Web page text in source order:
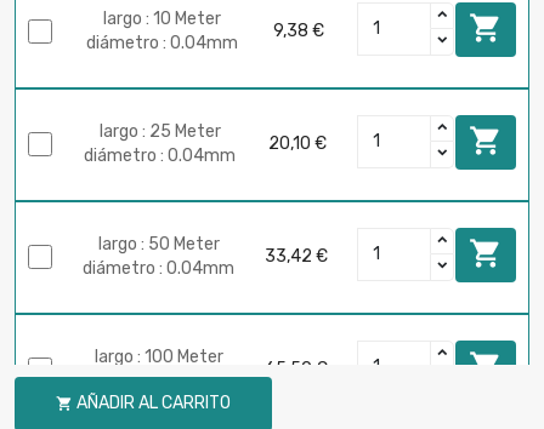
largo : 10 Meter
diámetro : 0.04mm
9,38 € 
largo : 25 Meter
diámetro : 0.04mm
20,10 € 
largo : 50 Meter
diámetro : 0.04mm
33,42 € 
largo : 100 Meter
diámetro : 0.04mm
65,50 € 
 AÑADIR AL CARRITO